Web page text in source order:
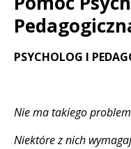
Treść
PSYCHOLOG I
Nie ma takiego
Niektóre z nich